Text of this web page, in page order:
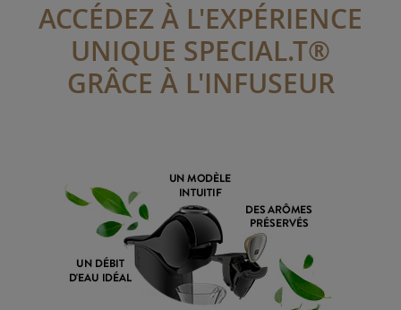
ACCÉDEZ À L'EXPÉRIENCE
UNIQUE SPECIAL.T®
GRÂCE À L'INFUSEUR